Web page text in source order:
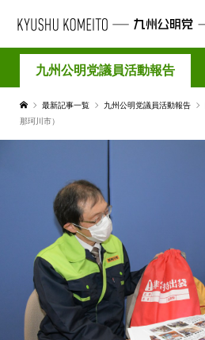
九州公明党議員活動報告
最新記事一覧 九州公明党議員活動報告
那珂川市）